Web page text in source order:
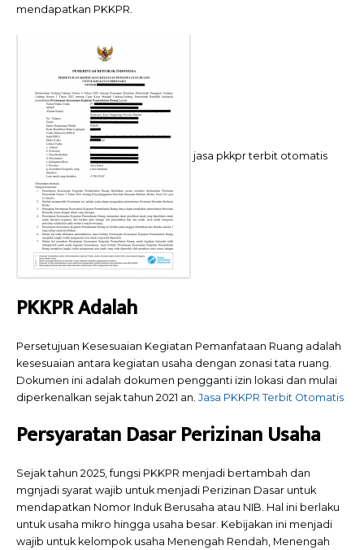
mendapatkan PKKPR.
jasa pkkpr terbit otomatis
PKKPR Adalah
Persetujuan Kesesuaian Kegiatan Pemanfataan Ruang adalah
kesesuaian antara kegiatan usaha dengan zonasi tata ruang.
Dokumen ini adalah dokumen pengganti izin lokasi dan mulai
diperkenalkan sejak tahun 2021 an. Jasa PKKPR Terbit Otomatis
Persyaratan Dasar Perizinan Usaha
Sejak tahun 2025, fungsi PKKPR menjadi bertambah dan
mgnjadi syarat wajib untuk menjadi Perizinan Dasar untuk
mendapatkan Nomor Induk Berusaha atau NIB. Hal ini berlaku
untuk usaha mikro hingga usaha besar. Kebijakan ini menjadi
wajib untuk kelompok usaha Menengah Rendah, Menengah